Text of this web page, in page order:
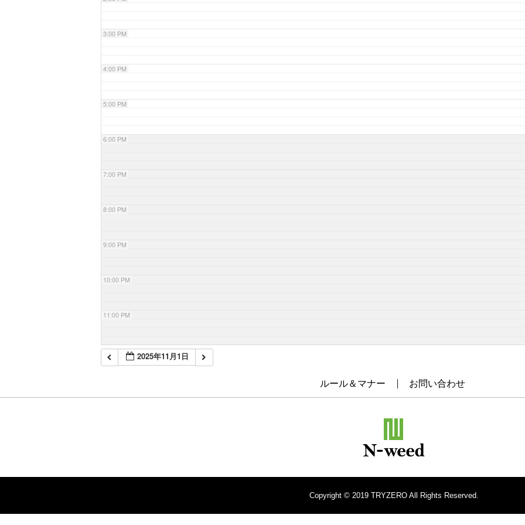
3:00 PM
4:00 PM
5:00 PM
6:00 PM
7:00 PM
8:00 PM
9:00 PM
10:00 PM
11:00 PM
2025年11月1日
ルール＆マナー お問い合わせ
Copyright © 2019 TRYZERO All Rights Reserved.